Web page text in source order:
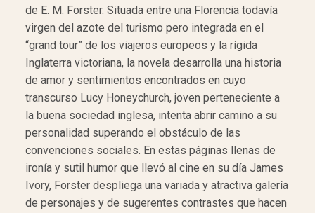
de E. M. Forster. Situada entre una Florencia todavía
virgen del azote del turismo pero integrada en el
“grand tour” de los viajeros europeos y la rígida
Inglaterra victoriana, la novela desarrolla una historia
de amor y sentimientos encontrados en cuyo
transcurso Lucy Honeychurch, joven perteneciente a
la buena sociedad inglesa, intenta abrir camino a su
personalidad superando el obstáculo de las
convenciones sociales. En estas páginas llenas de
ironía y sutil humor que llevó al cine en su día James
Ivory, Forster despliega una variada y atractiva galería
de personajes y de sugerentes contrastes que hacen